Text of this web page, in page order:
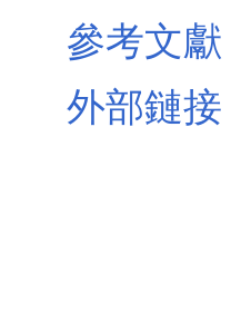
參考文獻
外部鏈接